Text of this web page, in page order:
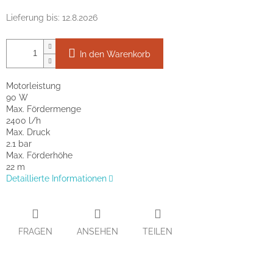
Lieferung bis: 12.8.2026
In den Warenkorb
Motorleistung
90 W
Max. Fördermenge
2400 l/h
Max. Druck
2.1 bar
Max. Förderhöhe
22 m
Detaillierte Informationen
FRAGEN ANSEHEN TEILEN